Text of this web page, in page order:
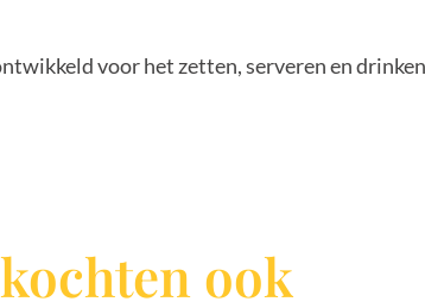
voor het zetten, serveren en
ook